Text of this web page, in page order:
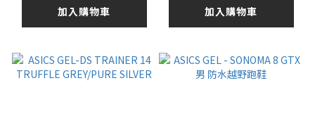
加入購物車
加入購物車